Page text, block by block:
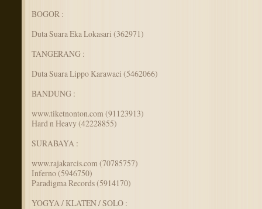
BOGOR :
Duta Suara Eka Lokasari (362971)
TANGERANG :
Duta Suara Lippo Karawaci (5462066)
BANDUNG :
www.tiketnonton.com (91123913)
Hard n Heavy (42228855)
SURABAYA :
www.rajakarcis.com (70785757)
Inferno (5946750)
Paradigma Records (5914170)
YOGYA / KLATEN / SOLO :